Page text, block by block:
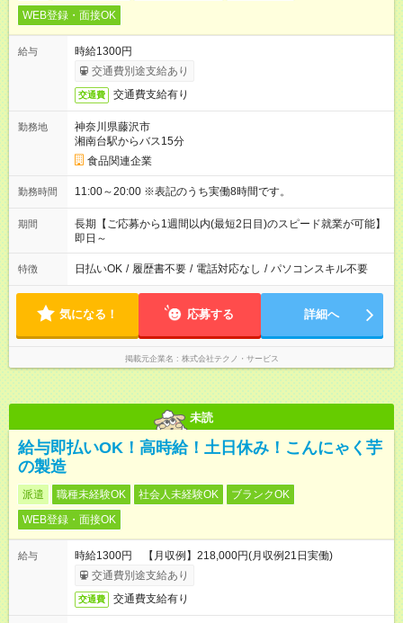
WEB登録・面接OK
給与
時給1300円
交通費別途支給あり
交通費 交通費支給有り
勤務地
神奈川県藤沢市
湘南台駅からバス15分
食品関連企業
勤務時間 11:00～20:00 ※表記のうち実働8時間です。
期間
長期【ご応募から1週間以内(最短2日目)のスピード就業が可能】
即日～
特徴 日払いOK / 履歴書不要 / 電話対応なし / パソコンスキル不要
気になる！ 応募する 詳細へ
掲載元企業名 株式会社テクノ・サービス
未読
給与即払いOK！高時給！土日休み！こんにゃく芋
の製造
派遣 職種未経験OK 社会人未経験OK
ブランクOK
WEB登録・面接OK
給与
時給1300円 【月収例】218,000円(月収例21日実働)
交通費別途支給あり
交通費 交通費支給有り